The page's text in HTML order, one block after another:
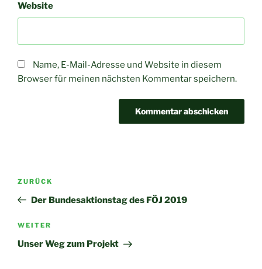
Website
Name, E-Mail-Adresse und Website in diesem
Browser für meinen nächsten Kommentar speichern.
Beitragsnavigation
Vorheriger
Beitrag
ZURÜCK
Der Bundesaktionstag des FÖJ 2019
Nächster
Beitrag
WEITER
Unser Weg zum Projekt